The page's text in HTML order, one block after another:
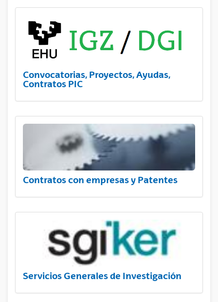
Convocatorias, Proyectos, Ayudas,
Contratos PIC
Contratos con empresas y Patentes
Servicios Generales de Investigación